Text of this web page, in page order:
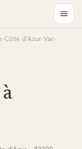
Côte d'Azur›Var›